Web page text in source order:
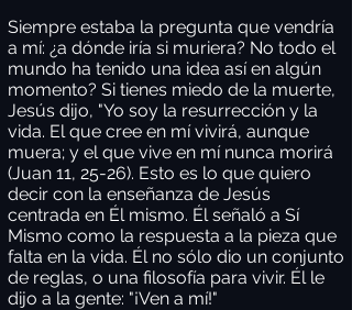
Siempre estaba la pregunta que vendría
a mí: ¿a dónde iría si muriera? No todo el
mundo ha tenido una idea así en algún
momento? Si tienes miedo de la muerte,
Jesús dijo, "Yo soy la resurrección y la
vida. El que cree en mí vivirá, aunque
muera; y el que vive en mí nunca morirá
(Juan 11, 25-26). Esto es lo que quiero
decir con la enseñanza de Jesús
centrada en Él mismo. Él señaló a Sí
Mismo como la respuesta a la pieza que
falta en la vida. Él no sólo dio un conjunto
de reglas, o una filosofía para vivir. Él le
dijo a la gente: "¡Ven a mí!"